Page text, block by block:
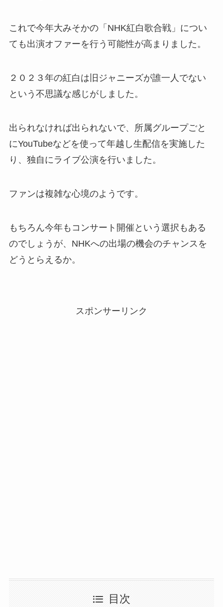
これで今年大みそかの「NHK紅白歌合戦」につい
ても出演オファーを行う可能性が高まりました。
２０２３年の紅白は旧ジャニーズが誰一人でない
という不思議な感じがしました。
出られなければ出られないで、所属グループごと
にYouTubeなどを使って年越し生配信を実施した
り、独自にライブ公演を行いました。
ファンは複雑な心境のようです。
もちろん今年もコンサート開催という選択もある
のでしょうが、NHKへの出場の機会のチャンスを
どうとらえるか。
スポンサーリンク
目次